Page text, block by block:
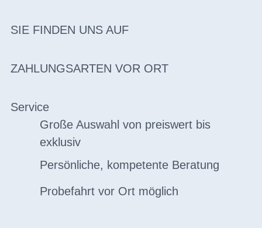
SIE FINDEN UNS AUF
ZAHLUNGSARTEN VOR ORT
Service
Große Auswahl von preiswert bis
exklusiv
Persönliche, kompetente Beratung
Probefahrt vor Ort möglich